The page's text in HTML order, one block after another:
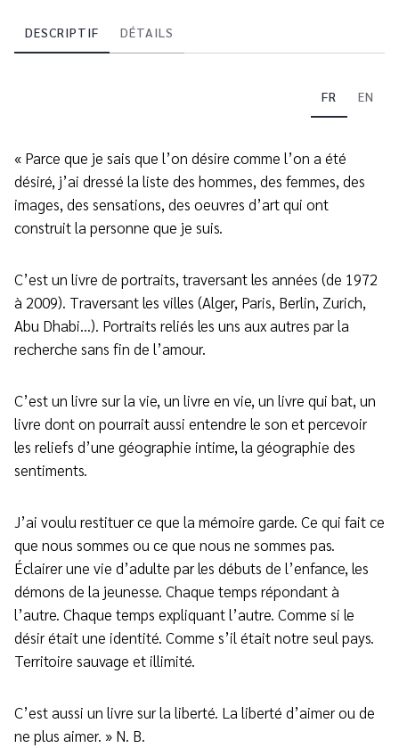
DESCRIPTIF DÉTAILS
FR EN
« Parce que je sais que l’on désire comme l’on a été
désiré, j’ai dressé la liste des hommes, des femmes, des
images, des sensations, des oeuvres d’art qui ont
construit la personne que je suis.
C’est un livre de portraits, traversant les années (de 1972
à 2009). Traversant les villes (Alger, Paris, Berlin, Zurich,
Abu Dhabi...). Portraits reliés les uns aux autres par la
recherche sans fin de l’amour.
C’est un livre sur la vie, un livre en vie, un livre qui bat, un
livre dont on pourrait aussi entendre le son et percevoir
les reliefs d’une géographie intime, la géographie des
sentiments.
J’ai voulu restituer ce que la mémoire garde. Ce qui fait ce
que nous sommes ou ce que nous ne sommes pas.
Éclairer une vie d’adulte par les débuts de l’enfance, les
démons de la jeunesse. Chaque temps répondant à
l’autre. Chaque temps expliquant l’autre. Comme si le
désir était une identité. Comme s’il était notre seul pays.
Territoire sauvage et illimité.
C’est aussi un livre sur la liberté. La liberté d’aimer ou de
ne plus aimer. » N. B.